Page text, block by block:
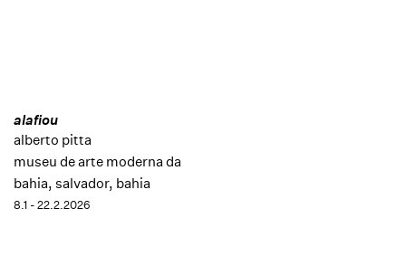
alafiou
alberto pitta
museu de arte moderna da
bahia, salvador, bahia
8.1 - 22.2.2026